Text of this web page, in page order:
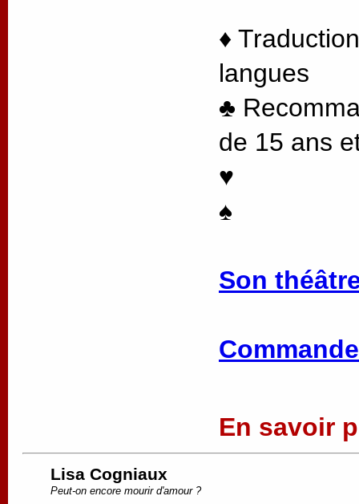
♦
langues
♣
de 15 ans
♥
♠
Son
En savoir
Lisa Cogniaux
Peut-on encore mourir d'amour ?